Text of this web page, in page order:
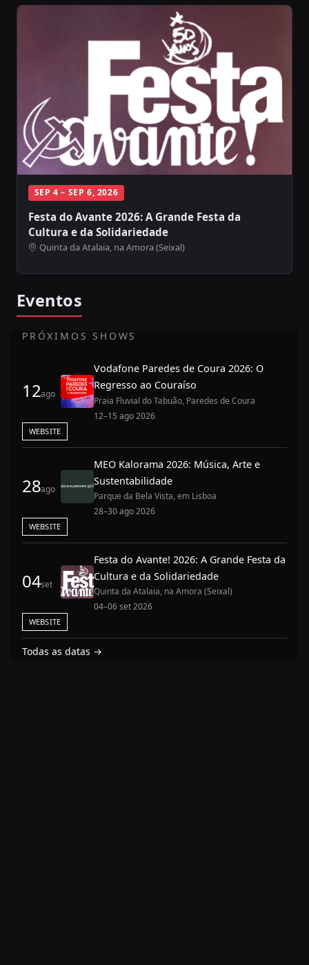
SEP 4 – SEP 6, 2026
Festa do Avante 2026: A Grande Festa da
Cultura e da Solidariedade
Quinta da Atalaia, na Amora (Seixal)
Eventos
PRÓXIMOS SHOWS
12ago
Vodafone Paredes de Coura 2026: O
Regresso ao Couraíso
Praia Fluvial do Tabuão, Paredes de Coura
12–15 ago 2026
WEBSITE
28ago
MEO Kalorama 2026: Música, Arte e
Sustentabilidade
Parque da Bela Vista, em Lisboa
28–30 ago 2026
WEBSITE
04set
Festa do Avante! 2026: A Grande Festa da
Cultura e da Solidariedade
Quinta da Atalaia, na Amora (Seixal)
04–06 set 2026
WEBSITE
Todas as datas →